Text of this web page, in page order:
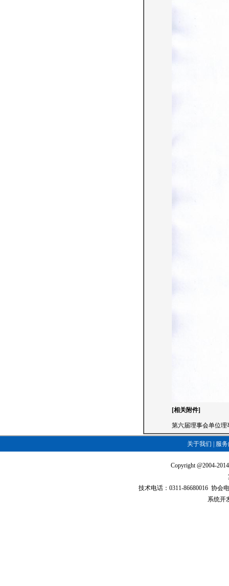
[相关附件]
第六届理事会单位理
关于我们 服
Copyright @2004-
技术电话：0311-86680016 协会
系统开